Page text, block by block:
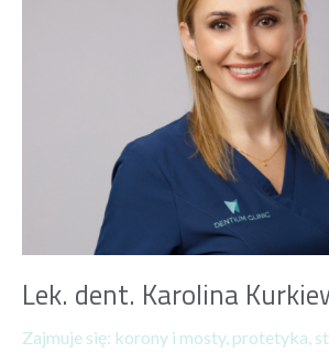
Lek. dent. Karolina
Zajmuje się: korony i mosty, protetyka,